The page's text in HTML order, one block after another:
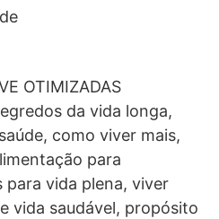
OTIMIZADAS
da vida longa,
como viver mais,
para
para vida plena, viver
vida saudável, propósito